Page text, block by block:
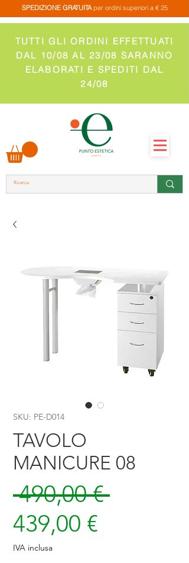
SPEDIZIONE GRATUITAper ordini superiori a € 25
TUTTI GLI ORDINI EFFETTUATI
DAL 10/08 AL 23/08 SARANNO
ELABORATI E SPEDITI DAL
24/08
SKU: PE-D014
TAVOLO
MANICURE 08
490,00 € Prezzo
439,00 €
IVA inclusa